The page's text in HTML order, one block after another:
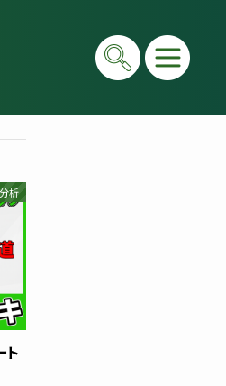
る考え方」と手法
"わからない"を"わ
析
ト